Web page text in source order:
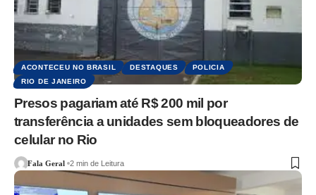
ACONTECEU NO BRASIL DESTAQUES
POLICIA
RIO DE JANEIRO
Presos pagariam até R$ 200 mil por
transferência a unidades sem bloqueadores de
celular no Rio
Fala Geral 2 min de Leitura